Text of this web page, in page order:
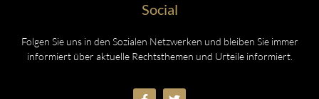
Social
Folgen Sie uns in den Sozialen Netzwerken und bleiben Sie immer
informiert über aktuelle Rechtsthemen und Urteile informiert.